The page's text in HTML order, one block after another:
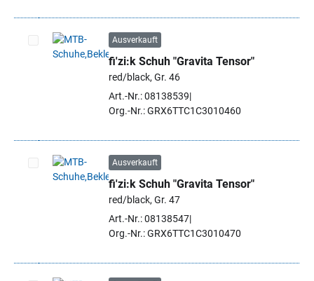
Artikel auswählen
Ausverkauft
fi'zi:k Schuh "Gravita Tensor"
red/black, Gr. 46
Art.-Nr.: 08138539
Org.-Nr.: GRX6TTC1C3010460
Artikel auswählen
Ausverkauft
fi'zi:k Schuh "Gravita Tensor"
red/black, Gr. 47
Art.-Nr.: 08138547
Org.-Nr.: GRX6TTC1C3010470